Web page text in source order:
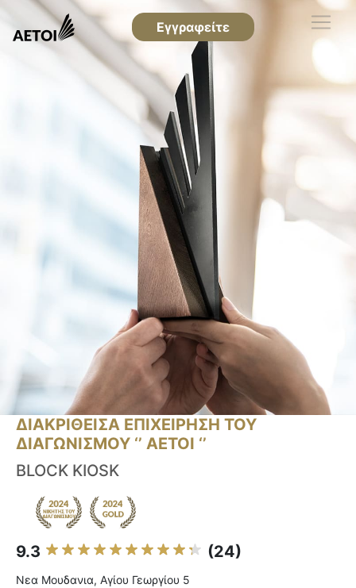
Εγγραφείτε
ΔΙΑΚΡΙΘΕΙΣΑ ΕΠΙΧΕΙΡΗΣΗ ΤΟΥ
ΔΙΑΓΩΝΙΣΜΟΥ ‘’ ΑΕΤΟΙ ‘’
BLOCK KIOSK
9.3 (24)
Νεα Μουδανια, Αγίου Γεωργίου 5